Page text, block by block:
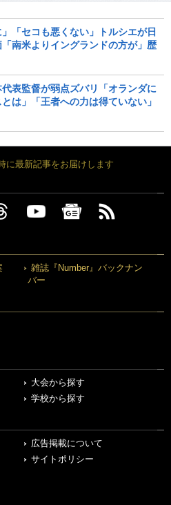
「セコも悪くない」トルシエが日
南米よりイングランドの方が」歴
表監督が弱点ズバリ「オランダに
は」「王者への力は得ていない」
に最新記事をお届けします
雑誌『Number』バックナン
バー
大会から探す
学校から探す
広告掲載について
サイトポリシー